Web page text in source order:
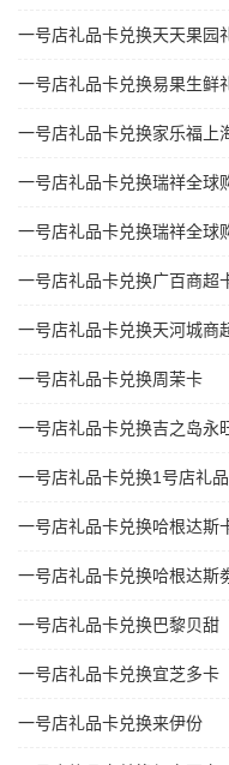
一号店礼品卡兑换天天果园
一号店礼品卡兑换易果生鲜
一号店礼品卡兑换家乐福上
一号店礼品卡兑换瑞祥全球
一号店礼品卡兑换瑞祥全球
一号店礼品卡兑换广百商超
一号店礼品卡兑换天河城商
一号店礼品卡兑换周茉卡
一号店礼品卡兑换吉之岛永
一号店礼品卡兑换1号店礼
一号店礼品卡兑换哈根达斯
一号店礼品卡兑换哈根达斯
一号店礼品卡兑换巴黎贝甜
一号店礼品卡兑换宜芝多卡
一号店礼品卡兑换来伊份